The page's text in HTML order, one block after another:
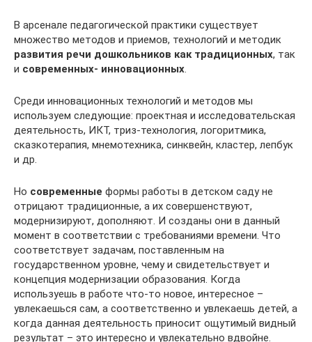
В арсенале педагогической практики существует
множество методов и приемов, технологий и методик
развития речи дошкольников как традиционных, так
и современных- инновационных.
Среди инновационных технологий и методов мы
используем следующие: проектная и исследовательская
деятельность, ИКТ, триз-технология, логоритмика,
сказкотерапия, мнемотехника, синквейн, кластер, лепбук
и др.
Но современные формы работы в детском саду не
отрицают традиционные, а их совершенствуют,
модернизируют, дополняют. И созданы они в данный
момент в соответствии с требованиями времени. Что
соответствует задачам, поставленным на
государственном уровне, чему и свидетельствует и
концепция модернизации образования. Когда
используешь в работе что-то новое, интересное –
увлекаешься сам, а соответственно и увлекаешь детей, а
когда данная деятельность приносит ощутимый видный
результат – это интересно и увлекательно вдвойне.